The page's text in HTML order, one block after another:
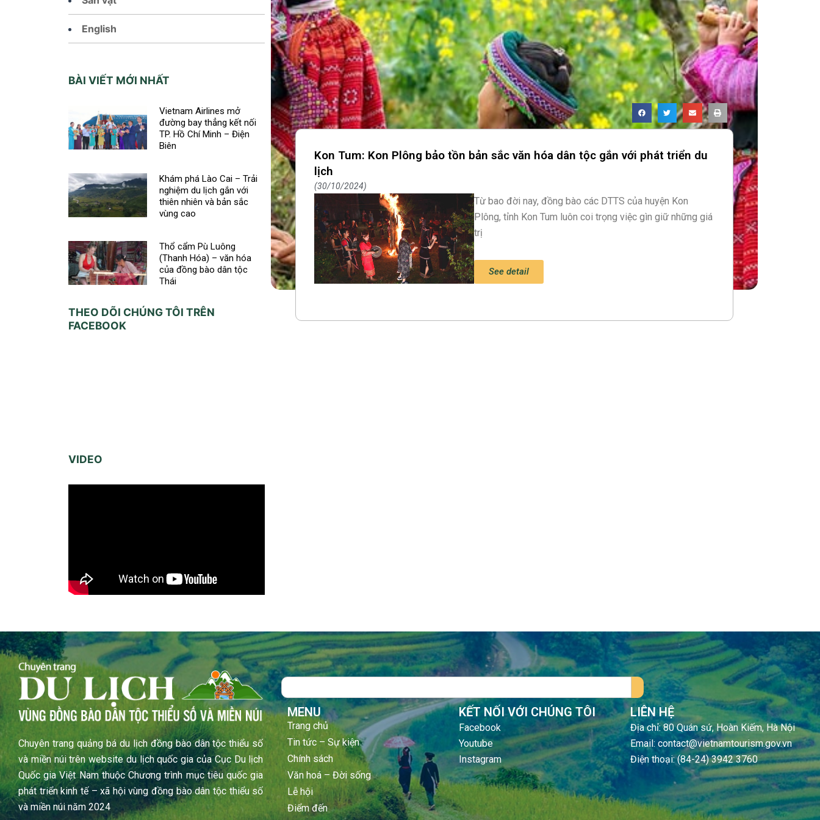
English
BÀI VIẾT MỚI NHẤT
Vietnam Airlines mở
đường bay thẳng kết nối
TP. Hồ Chí Minh – Điện
Biên
Khám phá Lào Cai – Trải
nghiệm du lịch gắn với
thiên nhiên và bản sắc
vùng cao
Thổ cẩm Pù Luông
(Thanh Hóa) – văn hóa
của đồng bào dân tộc
Thái
THEO DÕI CHÚNG TÔI TRÊN
FACEBOOK
VIDEO
Kon Tum: Kon Plông bảo tồn bản sắc văn hóa dân tộc gắn với phát triển du
lịch
30/10/2024
Từ bao đời nay, đồng bào các DTTS của huyện Kon
Plông, tỉnh Kon Tum luôn coi trọng việc gìn giữ những giá
trị
See detail
Chuyên trang quảng bá du lịch đồng bào dân tộc thiểu số
và miền núi trên website du lịch quốc gia của Cục Du lịch
Quốc gia Việt Nam thuộc Chương trình mục tiêu quốc gia
phát triển kinh tế – xã hội vùng đồng bào dân tộc thiểu số
và miền núi năm 2024
Search
MENU
Trang chủ
Tin tức – Sự kiện
Chính sách
Văn hoá – Đời sống
Lễ hội
Điểm đến
KẾT NỐI VỚI CHÚNG TÔI
Facebook
Youtube
Instagram
LIÊN HỆ
Địa chỉ: 80 Quán sứ, Hoàn Kiếm, Hà Nội
Email: contact@vietnamtourism.gov.vn
Điện thoại: (84-24) 3942 3760